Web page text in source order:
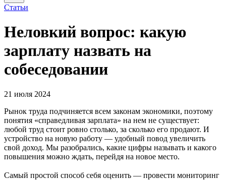
Статьи
Неловкий вопрос: какую
зарплату назвать на
собеседовании
21 июля 2024
Рынок труда подчиняется всем законам экономики, поэтому
понятия «справедливая зарплата» на нем не существует:
любой труд стоит ровно столько, за сколько его продают. И
устройство на новую работу — удобный повод увеличить
свой доход. Мы разобрались, какие цифры называть и какого
повышения можно ждать, перейдя на новое место.
Самый простой способ себя оценить — провести мониторинг